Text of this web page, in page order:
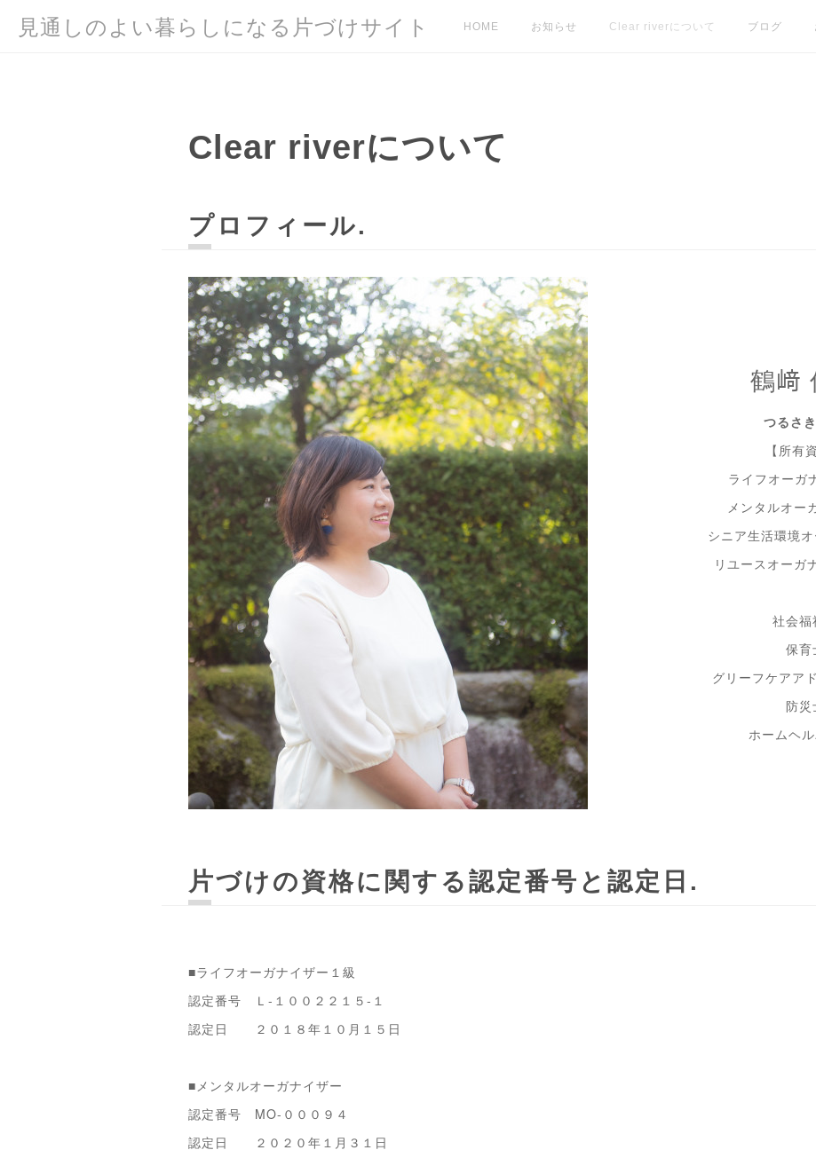
見通しのよい暮らしになる片づけサイト HOME お知らせ Clear riverについて ブログ
Clear riverについて
プロフィール
鶴﨑
つるさ
【所有
ライフオーガ
メンタルオー
シニア生活環境
リユースオーガ
社会福
保育
グリーフケアア
防災
ホームヘ
片づけの資格に関する認定番号と認定日
■ライフオーガナイザー１級
認定番号 Ｌ-１００２２１５-１
認定日 ２０１８年１０月１５日
■メンタルオーガナイザー
認定番号 MO-０００９４
認定日 ２０２０年１月３１日